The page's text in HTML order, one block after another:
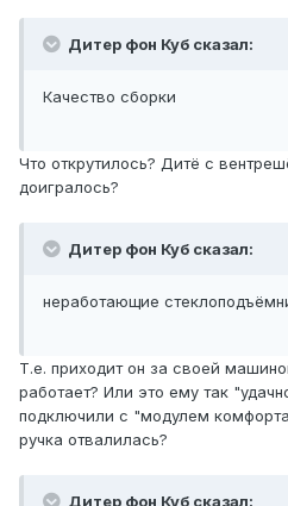
Дитер фон Куб сказал:
Качество сборки
Что открутилось? Дитё с
доигралось?
Дитер фон Куб сказал:
неработающие
Т.е. приходит он за своей
работает? Или это ему так
подключили с "модулем
ручка отвалилась?
Дитер фон Куб сказал: